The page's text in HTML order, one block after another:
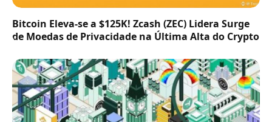
Bitcoin Eleva-se a $125K! Zcash (ZEC) Lidera Surge
de Moedas de Privacidade na Última Alta do Crypto